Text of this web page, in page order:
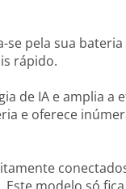
pela sua
rápido.
de IA e amplia
e oferece